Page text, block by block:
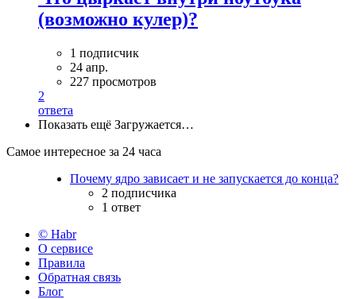
(возможно кулер)?
1 подписчик
24 апр.
227 просмотров
2
ответа
Показать ещё Загружается…
Самое интересное за 24 часа
Почему ядро зависает и не запускается до конца?
2 подписчика
1 ответ
© Habr
О сервисе
Правила
Обратная связь
Блог